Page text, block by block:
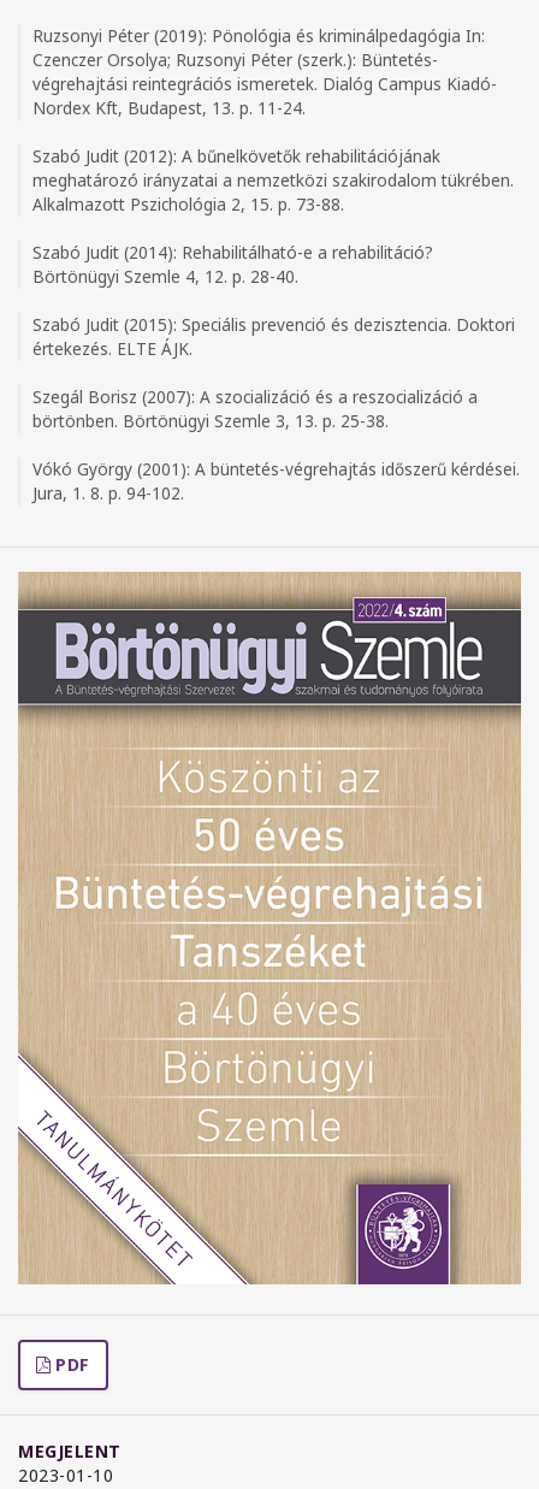
Ruzsonyi Péter (2019): Pönológia és kriminálpedagógia In:
Czenczer Orsolya; Ruzsonyi Péter (szerk.): Büntetés-
végrehajtási reintegrációs ismeretek. Dialóg Campus Kiadó-
Nordex Kft, Budapest, 13. p. 11-24.
Szabó Judit (2012): A bűnelkövetők rehabilitációjának
meghatározó irányzatai a nemzetközi szakirodalom tükrében.
Alkalmazott Pszichológia 2, 15. p. 73-88.
Szabó Judit (2014): Rehabilitálható-e a rehabilitáció?
Börtönügyi Szemle 4, 12. p. 28-40.
Szabó Judit (2015): Speciális prevenció és dezisztencia. Doktori
értekezés. ELTE ÁJK.
Szegál Borisz (2007): A szocializáció és a reszocializáció a
börtönben. Börtönügyi Szemle 3, 13. p. 25-38.
Vókó György (2001): A büntetés-végrehajtás időszerű kérdései.
Jura, 1. 8. p. 94-102.
PDF
MEGJELENT
2023-01-10